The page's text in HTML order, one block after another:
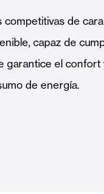
de
capaz de
garantice el confort
de energía.